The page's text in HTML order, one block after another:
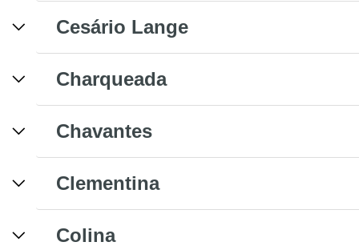
Cesário Lange
Charqueada
Chavantes
Clementina
Colina